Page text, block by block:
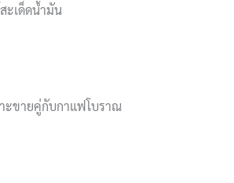
ะเด็ดน้ำมัน
ะขายคู่กับกาแฟโบราณ